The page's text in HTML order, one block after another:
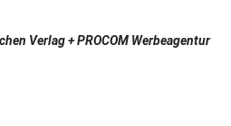
Verlag + PROCOM Werbeagentur